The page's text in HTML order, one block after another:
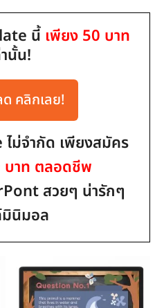
นี้ เพียง 50 บาท
นั้น!
ด คลิกเลย!
ม่จำกัด เพียงสมัคร
บาท ตลอดชีพ
สวยๆ น่ารักๆ
มินิมอล